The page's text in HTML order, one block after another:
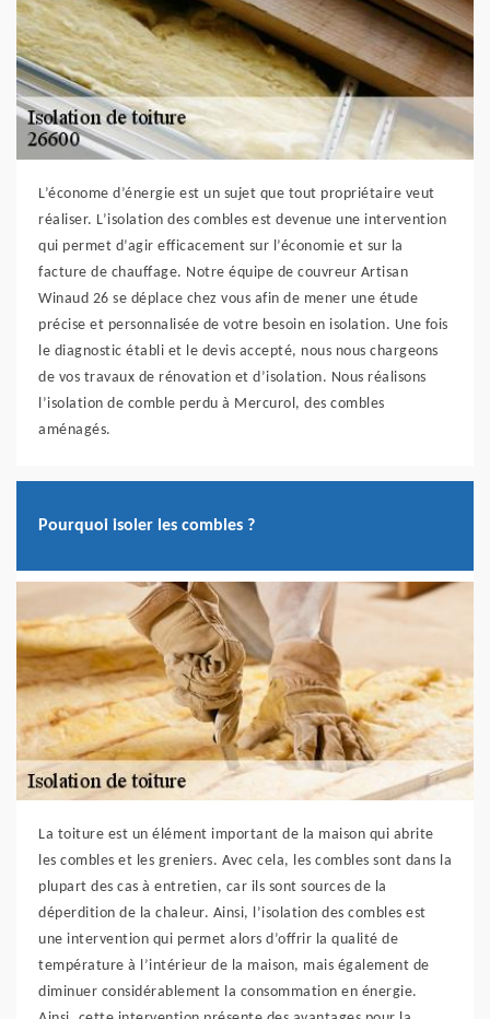
L’économe d’énergie est un sujet que tout propriétaire veut
réaliser. L’isolation des combles est devenue une intervention
qui permet d’agir efficacement sur l’économie et sur la
facture de chauffage. Notre équipe de couvreur Artisan
Winaud 26 se déplace chez vous afin de mener une étude
précise et personnalisée de votre besoin en isolation. Une fois
le diagnostic établi et le devis accepté, nous nous chargeons
de vos travaux de rénovation et d’isolation. Nous réalisons
l’isolation de comble perdu à Mercurol, des combles
aménagés.
Pourquoi isoler les combles ?
La toiture est un élément important de la maison qui abrite
les combles et les greniers. Avec cela, les combles sont dans la
plupart des cas à entretien, car ils sont sources de la
déperdition de la chaleur. Ainsi, l’isolation des combles est
une intervention qui permet alors d’offrir la qualité de
température à l’intérieur de la maison, mais également de
diminuer considérablement la consommation en énergie.